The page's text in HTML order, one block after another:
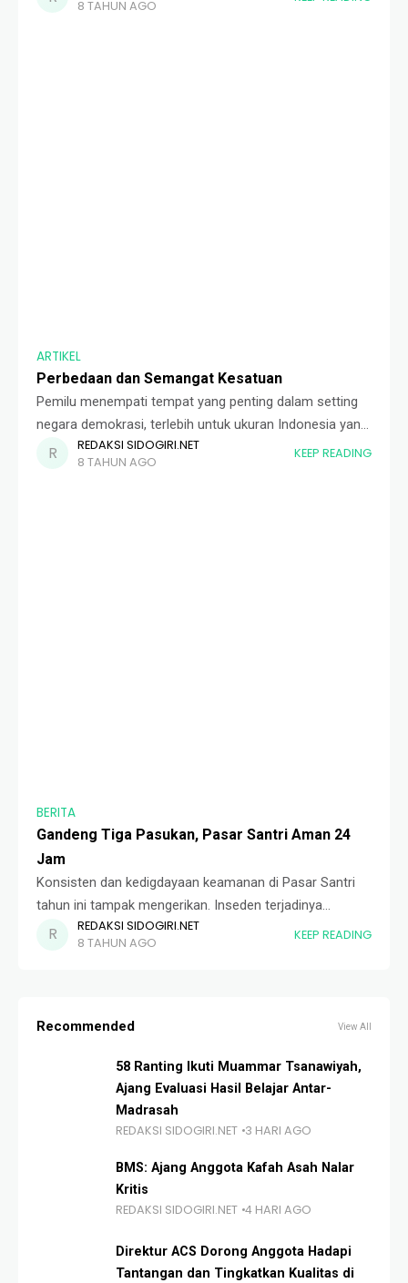
Kokop, Bangkalan: Ust. Mukhtar Syafa’at. “Sampai
8 TAHUN AGO
ARTIKEL
Perbedaan dan Semangat Kesatuan
Pemilu menempati tempat yang penting dalam setting
negara demokrasi, terlebih untuk ukuran Indonesia yang
masih belajar. Setiap mendekati masa-masa pemilihan
kepala daerah, pemilihan presiden, atau bahkan
REDAKSI SIDOGIRI.NET
8 TAHUN AGO
KEEP READING
BERITA
Gandeng Tiga Pasukan, Pasar Santri Aman 24
Jam
Konsisten dan kedigdayaan keamanan di Pasar Santri
tahun ini tampak mengerikan. Inseden terjadinya
kehilangan di tahun kemarin, menjadi pukulan berat bagi
seksi ketertiban dan keamanan. Senin (08/08) sebanyak
REDAKSI SIDOGIRI.NET
8 TAHUN AGO
KEEP READING
Recommended View All
58 Ranting Ikuti Muammar Tsanawiyah,
Ajang Evaluasi Hasil Belajar Antar-
Madrasah
REDAKSI SIDOGIRI.NET 3 HARI AGO
BMS: Ajang Anggota Kafah Asah Nalar
Kritis
REDAKSI SIDOGIRI.NET 4 HARI AGO
Direktur ACS Dorong Anggota Hadapi
Tantangan dan Tingkatkan Kualitas di